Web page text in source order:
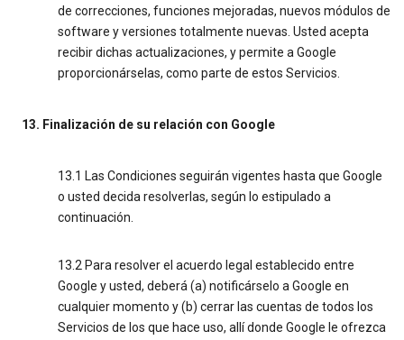
de correcciones, funciones mejoradas, nuevos módulos de
software y versiones totalmente nuevas. Usted acepta
recibir dichas actualizaciones, y permite a Google
proporcionárselas, como parte de estos Servicios.
13. Finalización de su relación con Google
13.1 Las Condiciones seguirán vigentes hasta que Google
o usted decida resolverlas, según lo estipulado a
continuación.
13.2 Para resolver el acuerdo legal establecido entre
Google y usted, deberá (a) notificárselo a Google en
cualquier momento y (b) cerrar las cuentas de todos los
Servicios de los que hace uso, allí donde Google le ofrezca